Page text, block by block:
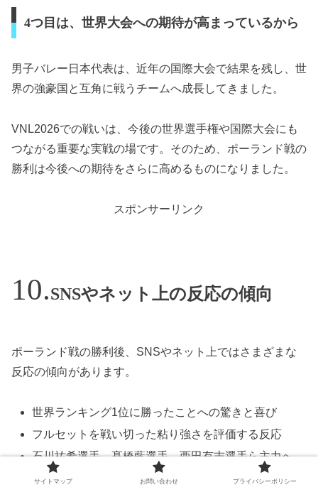
4つ目は、世界大会への期待が高まっているから
男子バレー日本代表は、近年の国際大会で結果を残し、世
界の強豪国と互角に戦うチームへ成長してきました。
VNL2026での戦いは、今後の世界選手権や国際大会にも
つながる重要な実戦の場です。そのため、ポーランド戦の
勝利は今後への期待をさらに高めるものになりました。
スポンサーリンク
SNSやネット上の反応の傾向
ポーランド戦の勝利後、SNSやネット上ではさまざまな
反応の傾向があります。
世界ランキング1位に勝ったことへの驚きと喜び
フルセットを戦い切った粘り強さを評価する反応
石川祐希選手、髙橋藍選手、西田有志選手ら主力へ
の称賛
サイトマップ お問い合わせ プライバシーポリシー